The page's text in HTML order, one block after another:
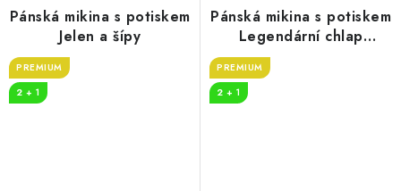
Pánská mikina s potiskem
Jelen a šípy
PREMIUM
2 + 1
Pánská mikina s potiskem
Legendární chlap
PREMIUM
2 + 1